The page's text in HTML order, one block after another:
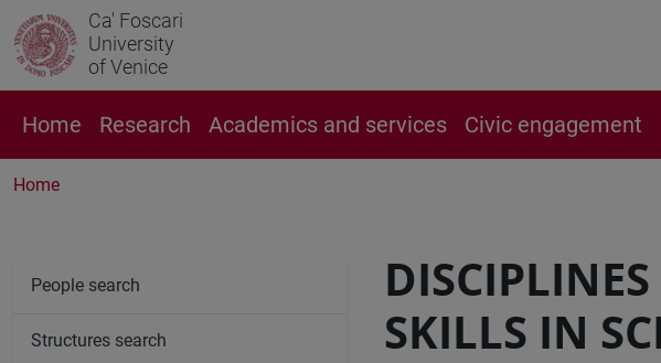
Ca' Foscari
University
of Venice
Home Research Academics and services Civic engagement
Home
SKILLS IN
People search
Structures search